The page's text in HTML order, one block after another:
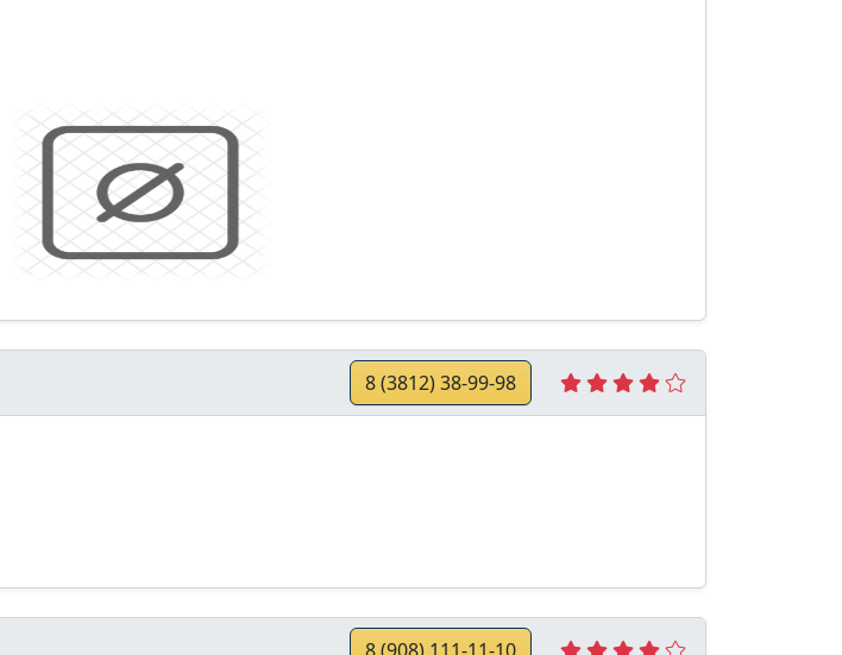
8 (3812) 38-99-98